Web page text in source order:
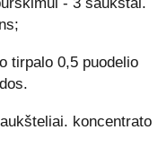
- 3 šaukštai.
tirpalo 0,5 puodelio
koncentrato